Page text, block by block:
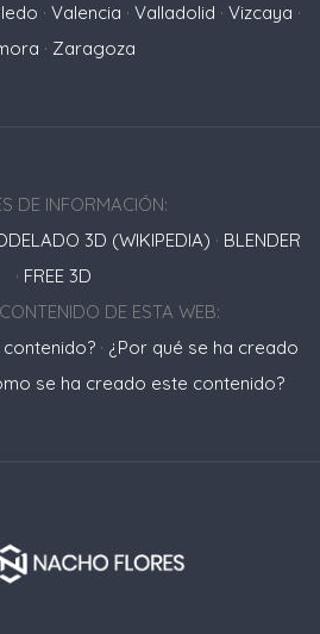
· Valencia · Valladolid · Vizcaya ·
· Zaragoza
DE INFORMACIÓN:
3D (WIKIPEDIA) · BLENDER
· FREE 3D
DE ESTA WEB:
· ¿Por qué se ha creado
se ha creado este contenido?